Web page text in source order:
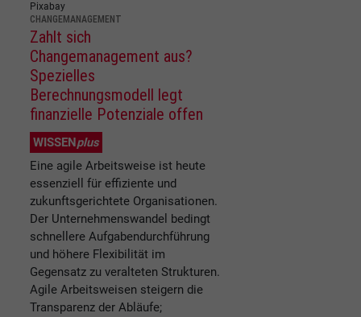
Pixabay
CHANGEMANAGEMENT
Zahlt sich
Changemanagement aus?
Spezielles
Berechnungsmodell legt
finanzielle Potenziale offen
WISSENplus
Eine agile Arbeitsweise ist heute
essenziell für effiziente und
zukunftsgerichtete Organisationen.
Der Unternehmenswandel bedingt
schnellere Aufgabendurchführung
und höhere Flexibilität im
Gegensatz zu veralteten Strukturen.
Agile Arbeitsweisen steigern die
Transparenz der Abläufe;